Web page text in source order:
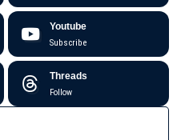
Youtube
Subscribe
Threads
Follow